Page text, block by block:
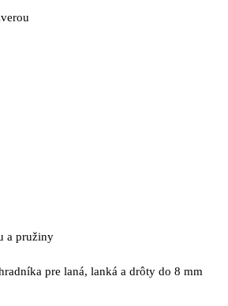
a pružiny
pre laná, lanká a drôty do 8 mm